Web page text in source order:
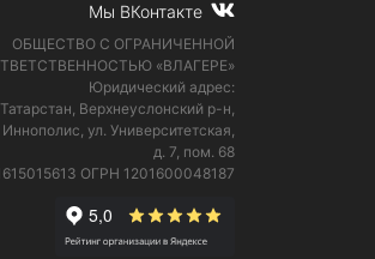
Мы ВКонтакте
ОБЩЕСТВО С ОГРАНИЧЕННОЙ
«ВЛАГЕРЕ»
Юридический адрес:
Верхнеуслонский р-н,
Иннополис, ул. Университетская,
д. 7, пом. 68
ОГРН 1201600048187